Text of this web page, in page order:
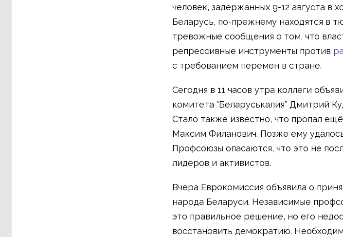
человек, задержанных 9-12 августа в
Беларусь, по-прежнему находятся в
тревожные сообщения о том, что
репрессивные инструменты против
с требованием перемен в стране.
Сегодня в 11 часов утра коллеги
комитета “Беларуськалия” Дмитрий
Стало также известно, что пропал
Максим Филанович. Позже ему удалось
Профсоюзы опасаются, что это не
лидеров и активистов.
Вчера Еврокомиссия объявила о
народа Беларуси. Независимые
это правильное решение, но его
восстановить демократию.